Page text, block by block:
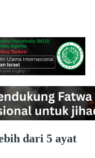
dari 5 ayat